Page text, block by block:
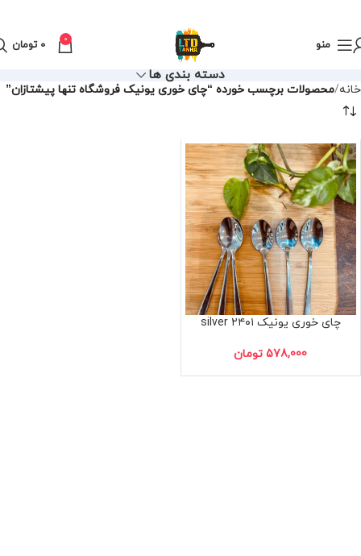
منو 0
0 تومان
دسته بندی ها
خانه محصولات برچسب خورده “چای خوری یونیک فروشگاه تنها پیشتازان”
چای خوری یونیک ۲۴۰۱ silver
578,000 تومان